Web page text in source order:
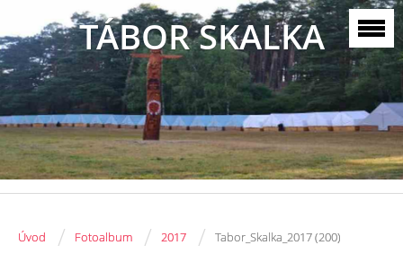
TÁBOR SKALKA
Úvod / Fotoalbum / 2017 / Tabor_Skalka_2017 (200)